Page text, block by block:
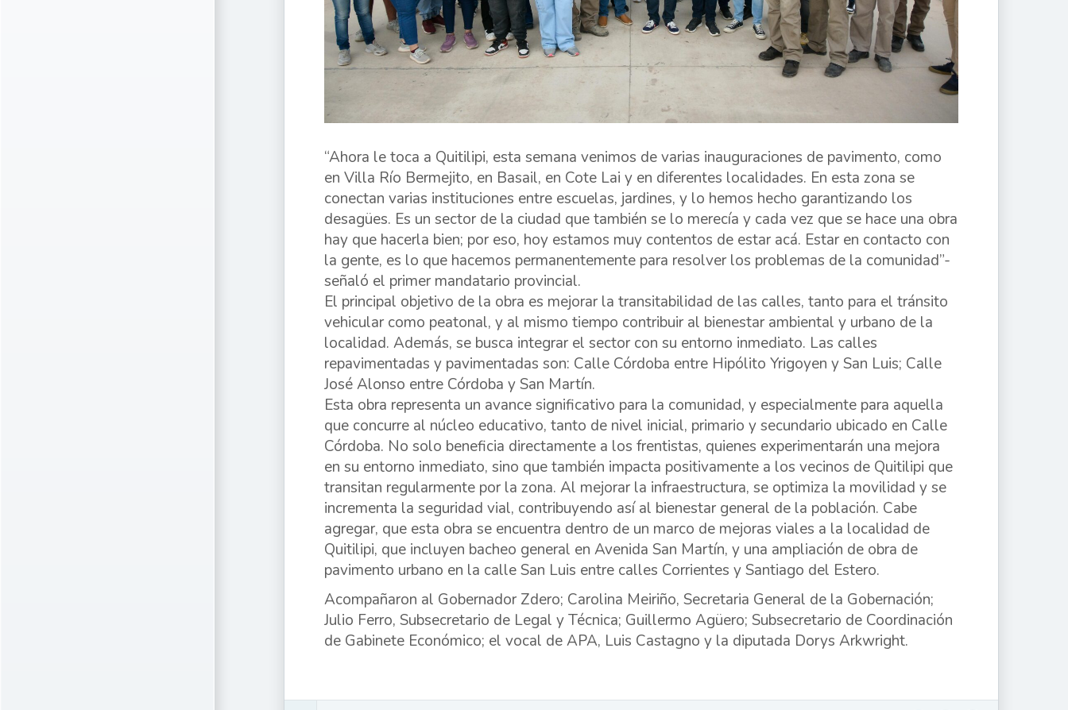
“Ahora le toca a Quitilipi, esta semana venimos de varias inauguraciones de pavimento, como
en Villa Río Bermejito, en Basail, en Cote Lai y en diferentes localidades. En esta zona se
conectan varias instituciones entre escuelas, jardines, y lo hemos hecho garantizando los
desagües. Es un sector de la ciudad que también se lo merecía y cada vez que se hace una obra
hay que hacerla bien; por eso, hoy estamos muy contentos de estar acá. Estar en contacto con
la gente, es lo que hacemos permanentemente para resolver los problemas de la comunidad”-
señaló el primer mandatario provincial.
El principal objetivo de la obra es mejorar la transitabilidad de las calles, tanto para el tránsito
vehicular como peatonal, y al mismo tiempo contribuir al bienestar ambiental y urbano de la
localidad. Además, se busca integrar el sector con su entorno inmediato. Las calles
repavimentadas y pavimentadas son: Calle Córdoba entre Hipólito Yrigoyen y San Luis; Calle
José Alonso entre Córdoba y San Martín.
Esta obra representa un avance significativo para la comunidad, y especialmente para aquella
que concurre al núcleo educativo, tanto de nivel inicial, primario y secundario ubicado en Calle
Córdoba. No solo beneficia directamente a los frentistas, quienes experimentarán una mejora
en su entorno inmediato, sino que también impacta positivamente a los vecinos de Quitilipi que
transitan regularmente por la zona. Al mejorar la infraestructura, se optimiza la movilidad y se
incrementa la seguridad vial, contribuyendo así al bienestar general de la población. Cabe
agregar, que esta obra se encuentra dentro de un marco de mejoras viales a la localidad de
Quitilipi, que incluyen bacheo general en Avenida San Martín, y una ampliación de obra de
pavimento urbano en la calle San Luis entre calles Corrientes y Santiago del Estero.
Acompañaron al Gobernador Zdero; Carolina Meiriño, Secretaria General de la Gobernación;
Julio Ferro, Subsecretario de Legal y Técnica; Guillermo Agüero; Subsecretario de Coordinación
de Gabinete Económico; el vocal de APA, Luis Castagno y la diputada Dorys Arkwright.